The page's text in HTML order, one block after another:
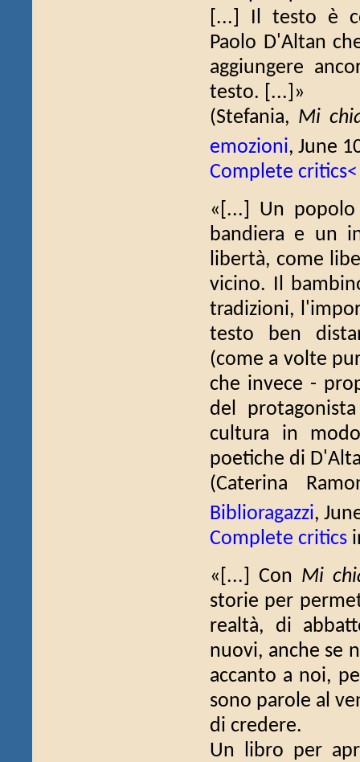
[...] Il testo è
Paolo D'Altan
aggiungere
testo. [...]»
(Stefania, Mi
emozioni, June
Complete critics<
«[...] Un
bandiera e un
libertà, come
vicino. Il
tradizioni,
testo ben
(come a volte
che invece -
del
cultura in
poetiche di
(Caterina
Biblioragazzi,
Complete critics
«[...] Con Mi
storie per
realtà, di
nuovi, anche se
accanto a noi,
sono parole al
di credere.
Un libro per